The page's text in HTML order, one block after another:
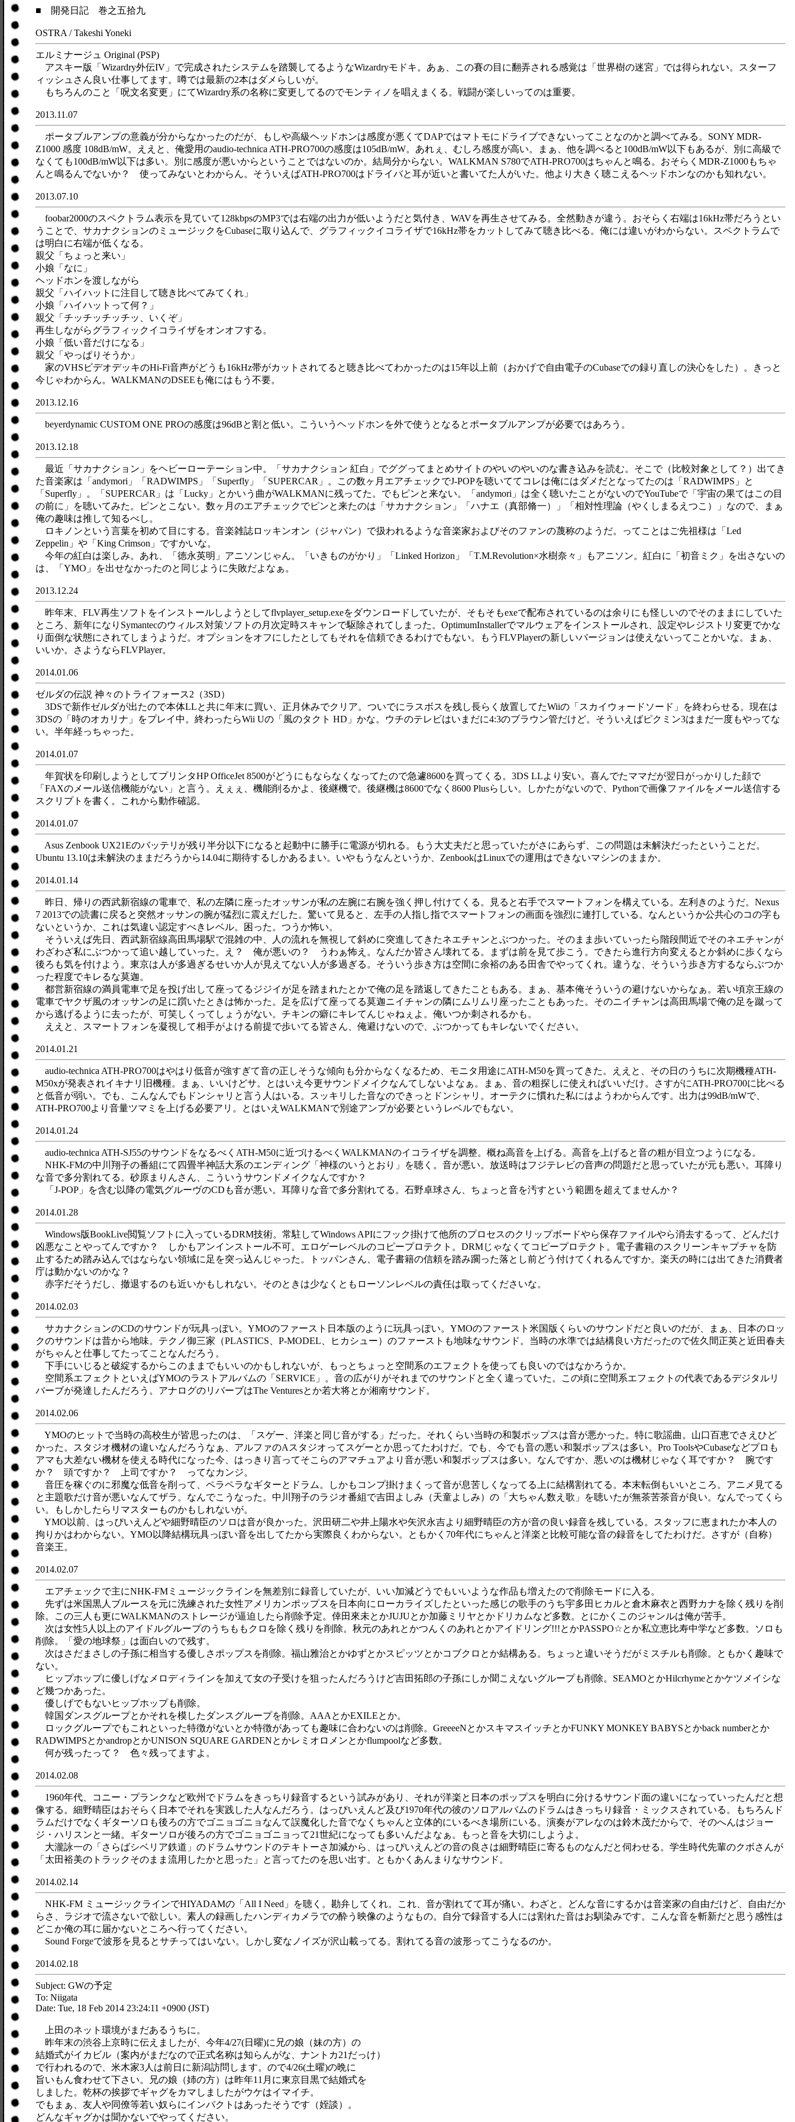
■ 開発日記 巻之五拾九
OSTRA / Takeshi Yoneki
エルミナージュ Original (PSP)
アスキー版「Wizardry外伝IV」で完成されたシステムを踏襲してるようなWizardryモドキ。あぁ、この賽の目に翻弄される感覚は「世界樹の迷宮」では得られない。スターフ
ィッシュさん良い仕事してます。噂では最新の2本はダメらしいが。
もちろんのこと「呪文名変更」にてWizardry系の名称に変更してるのでモンティノを唱えまくる。戦闘が楽しいってのは重要。
2013.11.07
ポータブルアンプの意義が分からなかったのだが、もしや高級ヘッドホンは感度が悪くてDAPではマトモにドライブできないってことなのかと調べてみる。SONY MDR-
Z1000 感度 108dB/mW。ええと、俺愛用のaudio-technica ATH-PRO700の感度は105dB/mW。あれぇ、むしろ感度が高い。まぁ、他を調べると100dB/mW以下もあるが、別に高級で
なくても100dB/mW以下は多い。別に感度が悪いからということではないのか。結局分からない。WALKMAN S780でATH-PRO700はちゃんと鳴る。おそらくMDR-Z1000もちゃ
んと鳴るんでないか？ 使ってみないとわからん。そういえばATH-PRO700はドライバと耳が近いと書いてた人がいた。他より大きく聴こえるヘッドホンなのかも知れない。
2013.07.10
foobar2000のスペクトラム表示を見ていて128kbpsのMP3では右端の出力が低いようだと気付き、WAVを再生させてみる。全然動きが違う。おそらく右端は16kHz帯だろうとい
うことで、サカナクションのミュージックをCubaseに取り込んで、グラフィックイコライザで16kHz帯をカットしてみて聴き比べる。俺には違いがわからない。スペクトラムで
は明白に右端が低くなる。
親父「ちょっと来い」
小娘「なに」
ヘッドホンを渡しながら
親父「ハイハットに注目して聴き比べてみてくれ」
小娘「ハイハットって何？」
親父「チッチッチッチッ、いくぞ」
再生しながらグラフィックイコライザをオンオフする。
小娘「低い音だけになる」
親父「やっぱりそうか」
家のVHSビデオデッキのHi-Fi音声がどうも16kHz帯がカットされてると聴き比べてわかったのは15年以上前（おかげで自由電子のCubaseでの録り直しの決心をした）。きっと
今じゃわからん。WALKMANのDSEEも俺にはもう不要。
2013.12.16
beyerdynamic CUSTOM ONE PROの感度は96dBと割と低い。こういうヘッドホンを外で使うとなるとポータブルアンプが必要ではあろう。
2013.12.18
最近「サカナクション」をヘビーローテーション中。「サカナクション 紅白」でググってまとめサイトのやいのやいのな書き込みを読む。そこで（比較対象として？）出てき
た音楽家は「andymori」「RADWIMPS」「Superfly」「SUPERCAR」。この数ヶ月エアチェックでJ-POPを聴いててコレは俺にはダメだとなってたのは「RADWIMPS」と
「Superfly」。「SUPERCAR」は「Lucky」とかいう曲がWALKMANに残ってた。でもピンと来ない。「andymori」は全く聴いたことがないのでYouTubeで「宇宙の果てはこの目
の前に」を聴いてみた。ピンとこない。数ヶ月のエアチェックでピンと来たのは「サカナクション」「ハナエ（真部脩一）」「相対性理論（やくしまるえつこ）」なので、まぁ
俺の趣味は推して知るべし。
ロキノンという言葉を初めて目にする。音楽雑誌ロッキンオン（ジャパン）で扱われるような音楽家およびそのファンの蔑称のようだ。ってことはご先祖様は「Led
Zeppelin」や「King Crimson」ですかいな。
今年の紅白は楽しみ。あれ、「徳永英明」アニソンじゃん。「いきものがかり」「Linked Horizon」「T.M.Revolution×水樹奈々」もアニソン。紅白に「初音ミク」を出さないの
は、「YMO」を出せなかったのと同じように失敗だよなぁ。
2013.12.24
昨年末、FLV再生ソフトをインストールしようとしてflvplayer_setup.exeをダウンロードしていたが、そもそもexeで配布されているのは余りにも怪しいのでそのままにしていた
ところ、新年になりSymantecのウィルス対策ソフトの月次定時スキャンで駆除されてしまった。OptimumInstallerでマルウェアをインストールされ、設定やレジストリ変更でかな
り面倒な状態にされてしまうようだ。オプションをオフにしたとしてもそれを信頼できるわけでもない。もうFLVPlayerの新しいバージョンは使えないってことかいな。まぁ、
いいか。さようならFLVPlayer。
2014.01.06
ゼルダの伝説 神々のトライフォース2（3SD）
3DSで新作ゼルダが出たので本体LLと共に年末に買い、正月休みでクリア。ついでにラスボスを残し長らく放置してたWiiの「スカイウォードソード」を終わらせる。現在は
3DSの「時のオカリナ」をプレイ中。終わったらWii Uの「風のタクト HD」かな。ウチのテレビはいまだに4:3のブラウン管だけど。そういえばピクミン3はまだ一度もやってな
い。半年経っちゃった。
2014.01.07
年賀状を印刷しようとしてプリンタHP OfficeJet 8500がどうにもならなくなってたので急遽8600を買ってくる。3DS LLより安い。喜んでたママだが翌日がっかりした顔で
「FAXのメール送信機能がない」と言う。えぇぇ、機能削るかよ、後継機で。後継機は8600でなく8600 Plusらしい。しかたがないので、Pythonで画像ファイルをメール送信する
スクリプトを書く。これから動作確認。
2014.01.07
Asus Zenbook UX21Eのバッテリが残り半分以下になると起動中に勝手に電源が切れる。もう大丈夫だと思っていたがさにあらず、この問題は未解決だったということだ。
Ubuntu 13.10は未解決のままだろうから14.04に期待するしかあるまい。いやもうなんというか、ZenbookはLinuxでの運用はできないマシンのままか。
2014.01.14
昨日、帰りの西武新宿線の電車で、私の左隣に座ったオッサンが私の左腕に右腕を強く押し付けてくる。見ると右手でスマートフォンを構えている。左利きのようだ。Nexus
7 2013での読書に戻ると突然オッサンの腕が猛烈に震えだした。驚いて見ると、左手の人指し指でスマートフォンの画面を強烈に連打している。なんというか公共心のコの字も
ないというか、これは気違い認定すべきレベル。困った。つうか怖い。
そういえば先日、西武新宿線高田馬場駅で混雑の中、人の流れを無視して斜めに突進してきたネエチャンとぶつかった。そのまま歩いていったら階段間近でそのネエチャンが
わざわざ私にぶつかって追い越していった。え？ 俺が悪いの？ うわぁ怖え。なんだか皆さん壊れてる。まずは前を見て歩こう。できたら進行方向変えるとか斜めに歩くなら
後ろも気を付けよう。東京は人が多過ぎるせいか人が見えてない人が多過ぎる。そういう歩き方は空間に余裕のある田舎でやってくれ。違うな、そういう歩き方するならぶつか
った程度でキレるな莫迦。
都営新宿線の満員電車で足を投げ出して座ってるジジイが足を踏まれたとかで俺の足を踏返してきたこともある。まぁ、基本俺そういうの避けないからなぁ。若い頃京王線の
電車でヤクザ風のオッサンの足に躓いたときは怖かった。足を広げて座ってる莫迦ニイチャンの隣にムリムリ座ったこともあった。そのニイチャンは高田馬場で俺の足を蹴って
から逃げるように去ったが、可笑しくってしょうがない。チキンの癖にキレてんじゃねぇよ。俺いつか刺されるかも。
ええと、スマートフォンを凝視して相手がよける前提で歩いてる皆さん、俺避けないので、ぶつかってもキレないでください。
2014.01.21
audio-technica ATH-PRO700はやはり低音が強すぎて音の正しそうな傾向も分からなくなるため、モニタ用途にATH-M50を買ってきた。ええと、その日のうちに次期機種ATH-
M50xが発表されイキナリ旧機種。まぁ、いいけどサ。とはいえ今更サウンドメイクなんてしないよなぁ。まぁ、音の粗探しに使えればいいだけ。さすがにATH-PRO700に比べる
と低音が弱い。でも、こんなんでもドンシャリと言う人はいる。スッキリした音なのできっとドンシャリ。オーテクに慣れた私にはようわからんです。出力は99dB/mWで、
ATH-PRO700より音量ツマミを上げる必要アリ。とはいえWALKMANで別途アンプが必要というレベルでもない。
2014.01.24
audio-technica ATH-SJ55のサウンドをなるべくATH-M50に近づけるべくWALKMANのイコライザを調整。概ね高音を上げる。高音を上げると音の粗が目立つようになる。
NHK-FMの中川翔子の番組にて四畳半神話大系のエンディング「神様のいうとおり」を聴く。音が悪い。放送時はフジテレビの音声の問題だと思っていたが元も悪い。耳障り
な音で多分割れてる。砂原まりんさん、こういうサウンドメイクなんですか？
「J-POP」を含む以降の電気グルーヴのCDも音が悪い。耳障りな音で多分割れてる。石野卓球さん、ちょっと音を汚すという範囲を超えてませんか？
2014.01.28
Windows版BookLive閲覧ソフトに入っているDRM技術。常駐してWindows APIにフック掛けて他所のプロセスのクリップボードやら保存ファイルやら消去するって、どんだけ
凶悪なことやってんですか？ しかもアンインストール不可。エロゲーレベルのコピープロテクト。DRMじゃなくてコピープロテクト。電子書籍のスクリーンキャプチャを防
止するため踏み込んではならない領域に足を突っ込んじゃった。トッパンさん、電子書籍の信頼を踏み躙った落とし前どう付けてくれるんですか。楽天の時には出てきた消費者
庁は動かないのかな？
赤字だそうだし、撤退するのも近いかもしれない。そのときは少なくともローソンレベルの責任は取ってくださいな。
2014.02.03
サカナクションのCDのサウンドが玩具っぽい。YMOのファースト日本版のように玩具っぽい。YMOのファースト米国版くらいのサウンドだと良いのだが、まぁ、日本のロッ
クのサウンドは昔から地味。テクノ御三家（PLASTICS、P-MODEL、ヒカシュー）のファーストも地味なサウンド。当時の水準では結構良い方だったので佐久間正英と近田春夫
がちゃんと仕事してたってことなんだろう。
下手にいじると破綻するからこのままでもいいのかもしれないが、もっとちょっと空間系のエフェクトを使っても良いのではなかろうか。
空間系エフェクトといえばYMOのラストアルバムの「SERVICE」。音の広がりがそれまでのサウンドと全く違っていた。この頃に空間系エフェクトの代表であるデジタルリ
バーブが発達したんだろう。アナログのリバーブはThe Venturesとか若大将とか湘南サウンド。
2014.02.06
YMOのヒットで当時の高校生が皆思ったのは、「スゲー、洋楽と同じ音がする」だった。それくらい当時の和製ポップスは音が悪かった。特に歌謡曲。山口百恵でさえひど
かった。スタジオ機材の違いなんだろうなぁ、アルファのAスタジオってスゲーとか思ってたわけだ。でも、今でも音の悪い和製ポップスは多い。Pro ToolsやCubaseなどプロも
アマも大差ない機材を使える時代になった今、はっきり言ってそこらのアマチュアより音が悪い和製ポップスは多い。なんですか、悪いのは機材じゃなく耳ですか？ 腕です
か？ 頭ですか？ 上司ですか？ ってなカンジ。
音圧を稼ぐのに邪魔な低音を削って、ペラペラなギターとドラム。しかもコンプ掛けまくって音が息苦しくなってる上に結構割れてる。本末転倒もいいところ。アニメ見てる
と主題歌だけ音が悪いなんてザラ。なんでこうなった。中川翔子のラジオ番組で吉田よしみ（天童よしみ）の「大ちゃん数え歌」を聴いたが無茶苦茶音が良い。なんでってくら
い。もしかしたらリマスターものかもしれないが。
YMO以前、はっぴいえんどや細野晴臣のソロは音が良かった。沢田研二や井上陽水や矢沢永吉より細野晴臣の方が音の良い録音を残している。スタッフに恵まれたか本人の
拘りかはわからない。YMO以降結構玩具っぽい音を出してたから実際良くわからない。ともかく70年代にちゃんと洋楽と比較可能な音の録音をしてたわけだ。さすが（自称）
音楽王。
2014.02.07
エアチェックで主にNHK-FMミュージックラインを無差別に録音していたが、いい加減どうでもいいような作品も増えたので削除モードに入る。
先ずは米国黒人ブルースを元に洗練された女性アメリカンポップスを日本向にローカライズしたといった感じの歌手のうち宇多田ヒカルと倉木麻衣と西野カナを除く残りを削
除。この三人も更にWALKMANのストレージが逼迫したら削除予定。倖田來未とかJUJUとか加藤ミリヤとかドリカムなど多数。とにかくこのジャンルは俺が苦手。
次は女性5人以上のアイドルグループのうちももクロを除く残りを削除。秋元のあれとかつんくのあれとかアイドリング!!!とかPASSPO☆とか私立恵比寿中学など多数。ソロも
削除。「愛の地球祭」は面白いので残す。
次はさだまさしの子孫に相当する優しさポップスを削除。福山雅治とかゆずとかスピッツとかコブクロとか結構ある。ちょっと違いそうだがミスチルも削除。ともかく趣味で
ない。
ヒップホップに優しげなメロディラインを加えて女の子受けを狙ったんだろうけど吉田拓郎の子孫にしか聞こえないグループも削除。SEAMOとかHilcrhymeとかケツメイシな
ど幾つかあった。
優しげでもないヒップホップも削除。
韓国ダンスグループとかそれを模したダンスグループを削除。AAAとかEXILEとか。
ロックグループでもこれといった特徴がないとか特徴があっても趣味に合わないのは削除。GreeeeNとかスキマスイッチとかFUNKY MONKEY BABYSとかback numberとか
RADWIMPSとかandropとかUNISON SQUARE GARDENとかレミオロメンとかflumpoolなど多数。
何が残ったって？ 色々残ってますよ。
2014.02.08
1960年代、コニー・プランクなど欧州でドラムをきっちり録音するという試みがあり、それが洋楽と日本のポップスを明白に分けるサウンド面の違いになっていったんだと想
像する。細野晴臣はおそらく日本でそれを実践した人なんだろう。はっぴいえんど及び1970年代の彼のソロアルバムのドラムはきっちり録音・ミックスされている。もちろんド
ラムだけでなくギターソロも後ろの方でゴニョゴニョなんて誤魔化した音でなくちゃんと立体的にいるべき場所にいる。演奏がアレなのは鈴木茂だからで、そのへんはジョー
ジ・ハリスンと一緒。ギターソロが後ろの方でゴニョゴニョって21世紀になっても多いんだよなぁ。もっと音を大切にしようよ。
大瀧詠一の「さらばシベリア鉄道」のドラムサウンドのテキトーさ加減から、はっぴいえんどの音の良さは細野晴臣に寄るものなんだと伺わせる。学生時代先輩のクボさんが
「太田裕美のトラックそのまま流用したかと思った」と言ってたのを思い出す。ともかくあんまりなサウンド。
2014.02.14
NHK-FM ミュージックラインでHIYADAMの「All I Need」を聴く。勘弁してくれ。これ、音が割れてて耳が痛い。わざと。どんな音にするかは音楽家の自由だけど、自由だか
らさ、ラジオで流さないで欲しい。素人の録画したハンディカメラでの酔う映像のようなもの。自分で録音する人には割れた音はお馴染みです。こんな音を斬新だと思う感性は
どこか俺の耳に届かないところへ行ってください。
Sound Forgeで波形を見るとサチってはいない。しかし変なノイズが沢山載ってる。割れてる音の波形ってこうなるのか。
2014.02.18
Subject: GWの予定
To: Niigata
Date: Tue, 18 Feb 2014 23:24:11 +0900 (JST)
上田のネット環境がまだあるうちに。
昨年末の渋谷上京時に伝えましたが、今年4/27(日曜)に兄の娘（妹の方）の
結婚式がイカビル（案内がまだなので正式名称は知らんがな、ナントカ21だっけ）
で行われるので、米木家3人は前日に新潟訪問します。ので4/26(土曜)の晩に
旨いもん食わせて下さい。兄の娘（姉の方）は昨年11月に東京目黒で結婚式を
しました。乾杯の挨拶でギャグをカマしましたがウケはイマイチ。
でもまぁ、友人や同僚等若い奴らにインパクトはあったそうです（姪談）。
どんなギャグかは聞かないでやってください。